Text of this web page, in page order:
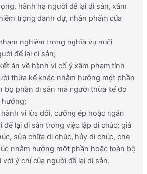
hành hạ người để lại di sản, xâm
trọng danh dự, nhân phẩm của
nghiêm trọng nghĩa vụ nuôi
để lại di sản;
án về hành vi cố ý xâm phạm tính
thừa kế khác nhằm hưởng một phần
bộ phần di sản mà người thừa kế đó
hưởng;
vi lừa dối, cưỡng ép hoặc ngăn
để lại di sản trong việc lập di chúc; giả
sửa chữa di chúc, hủy di chúc, che
nhằm hưởng một phần hoặc toàn bộ
với ý chí của người để lại di sản.